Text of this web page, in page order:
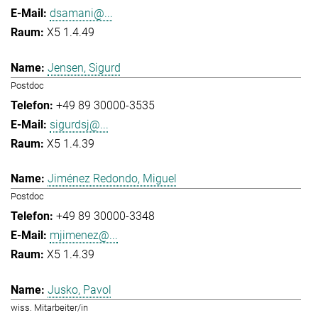
dsamani@...
X5 1.4.49
Jensen, Sigurd
Postdoc
+49 89 30000-3535
sigurdsj@...
X5 1.4.39
Jiménez Redondo, Miguel
Postdoc
+49 89 30000-3348
mjimenez@...
X5 1.4.39
Jusko, Pavol
wiss. Mitarbeiter/in